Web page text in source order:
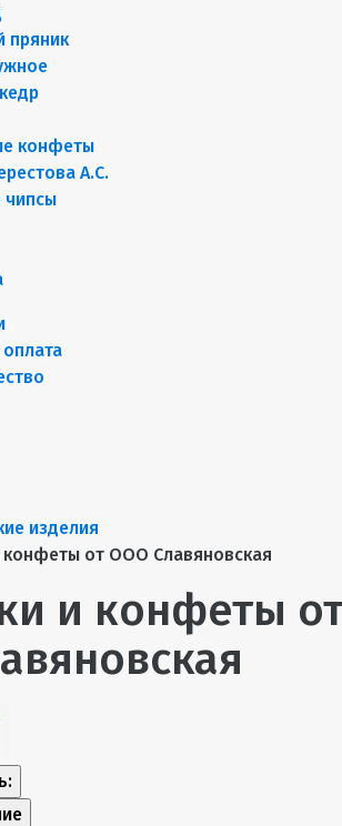
пряник
конфеты
А.С.
чипсы
изделия
конфеты от ООО Славяновская
и конфеты